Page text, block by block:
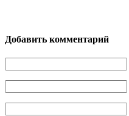
Добавить комментарий